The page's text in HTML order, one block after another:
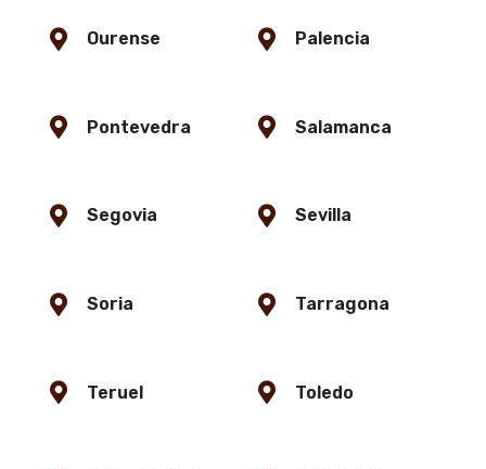
Ourense Palencia
Pontevedra Salamanca
Segovia Sevilla
Soria Tarragona
Teruel Toledo